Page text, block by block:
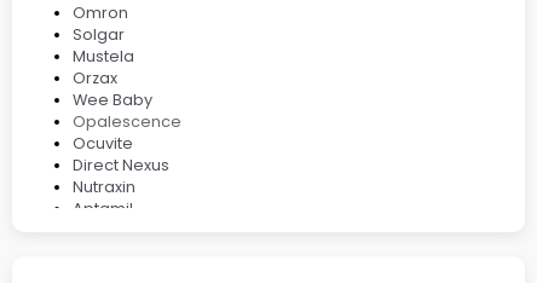
Omron
Solgar
Mustela
Orzax
Wee Baby
Opalescence
Ocuvite
Direct Nexus
Nutraxin
Aptamil